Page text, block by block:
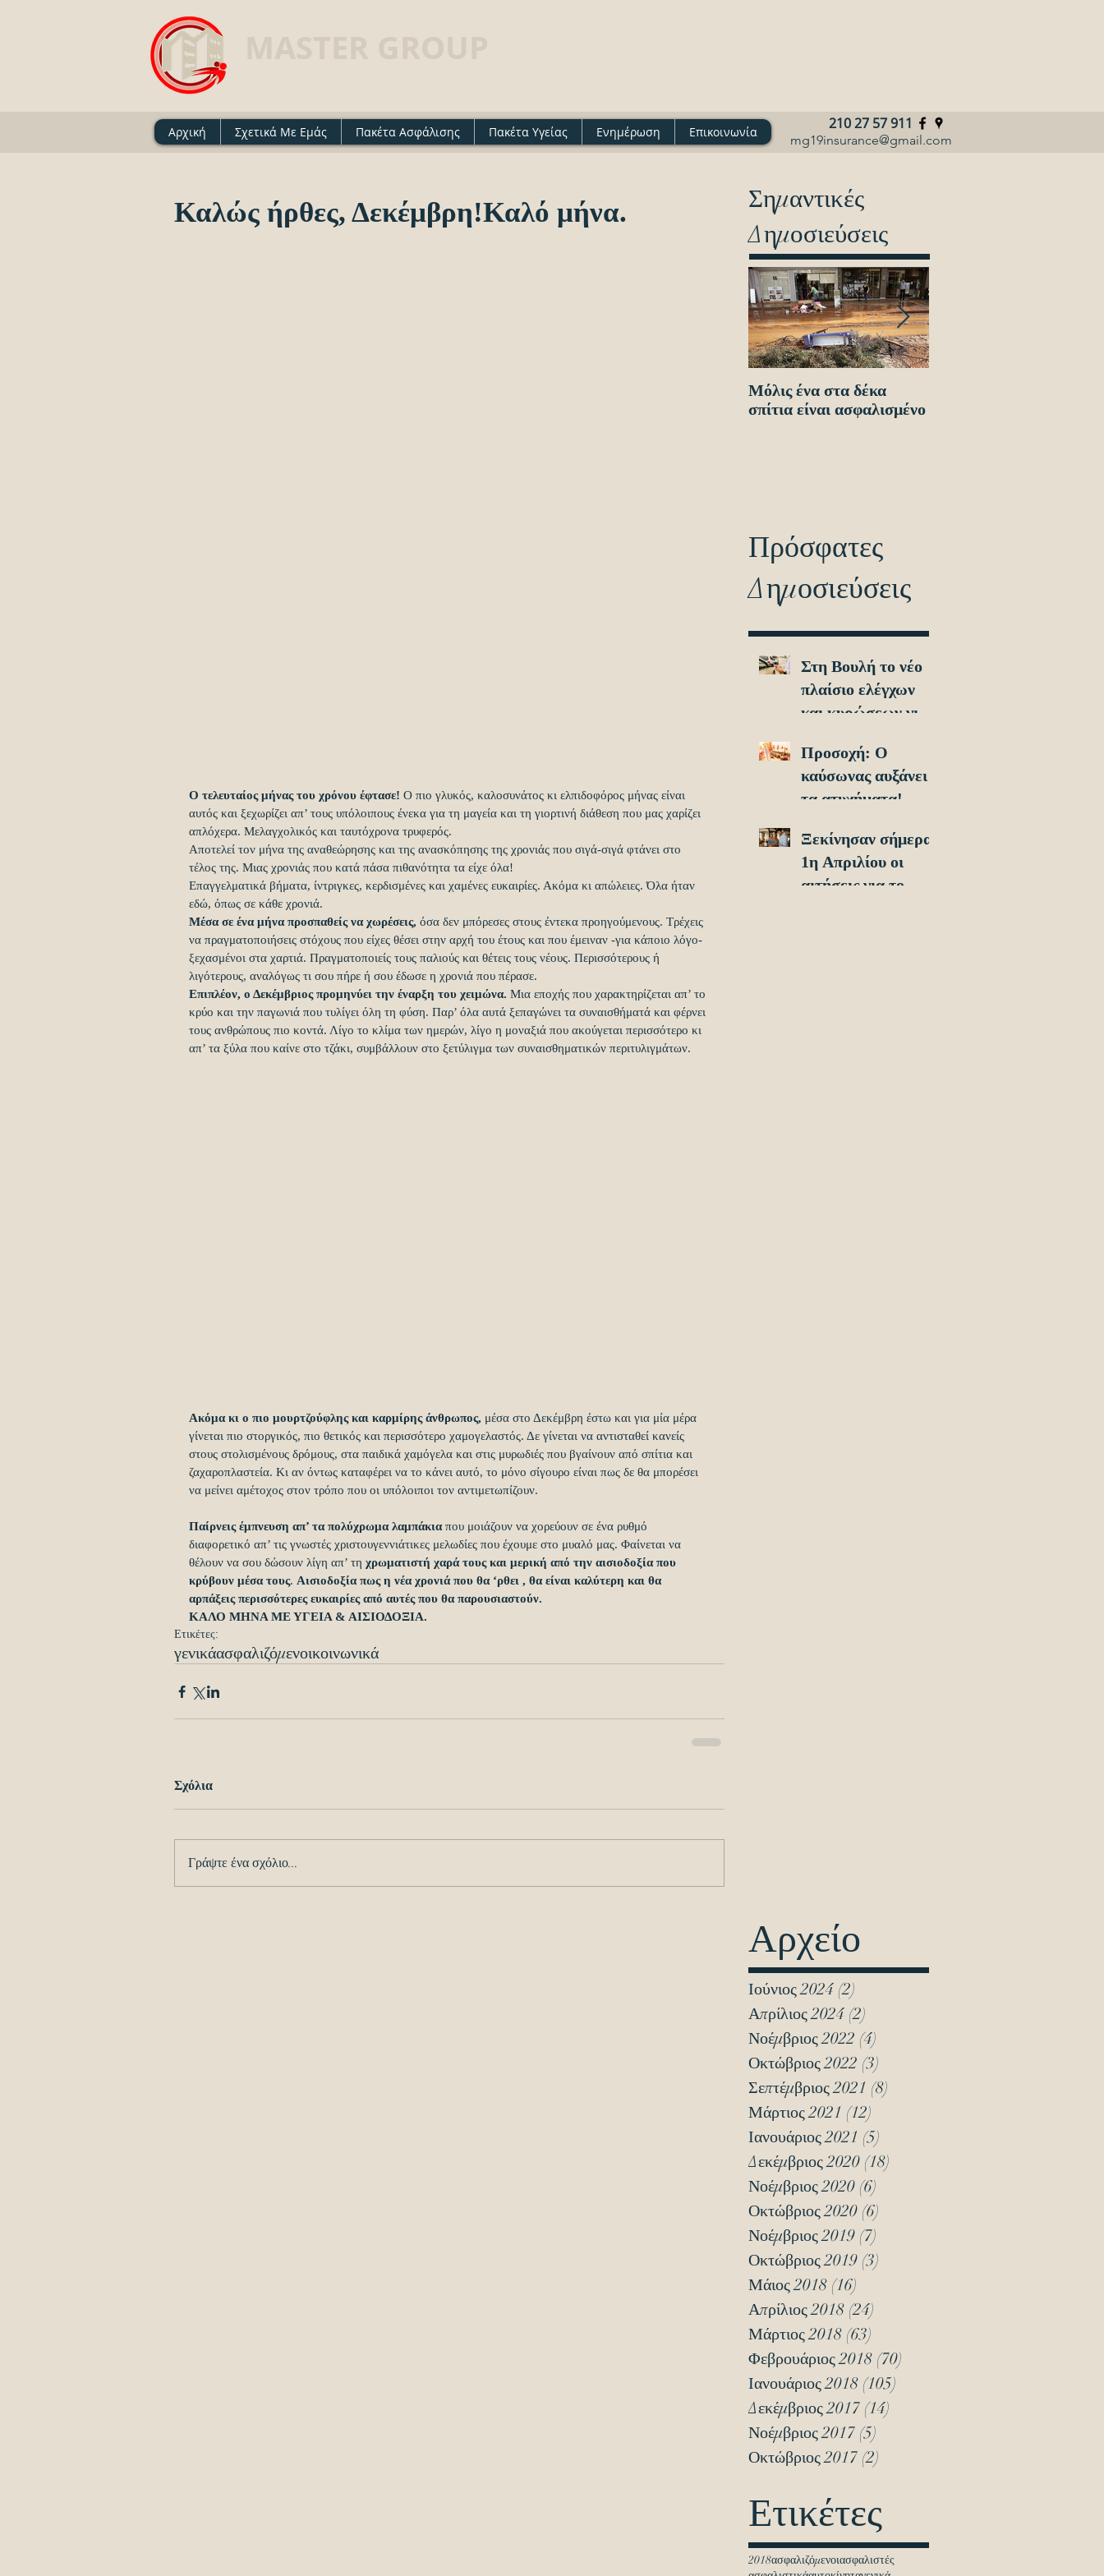
mg19insurance@gmail.com
210 27 57 911
Αρχική Σχετικά Με Εμάς Πακέτα Ασφάλισης Πακέτα Υγείας Ενημέρωση Επικοινωνία
Καλώς ήρθες, Δεκέμβρη!Καλό μήνα.
Ο τελευταίος μήνας του χρόνου έφτασε! Ο πιο γλυκός, καλοσυνάτος κι ελπιδοφόρος μήνας είναι
αυτός και ξεχωρίζει απ’ τους υπόλοιπους ένεκα για τη μαγεία και τη γιορτινή διάθεση που μας χαρίζει
απλόχερα. Μελαγχολικός και ταυτόχρονα τρυφερός.
Αποτελεί τον μήνα της αναθεώρησης και της ανασκόπησης της χρονιάς που σιγά-σιγά φτάνει στο
τέλος της. Μιας χρονιάς που κατά πάσα πιθανότητα τα είχε όλα!
Επαγγελματικά βήματα, ίντριγκες, κερδισμένες και χαμένες ευκαιρίες. Ακόμα κι απώλειες. Όλα ήταν
εδώ, όπως σε κάθε χρονιά.
Μέσα σε ένα μήνα προσπαθείς να χωρέσεις, όσα δεν μπόρεσες στους έντεκα προηγούμενους. Τρέχεις
να πραγματοποιήσεις στόχους που είχες θέσει στην αρχή του έτους και που έμειναν -για κάποιο λόγο-
ξεχασμένοι στα χαρτιά. Πραγματοποιείς τους παλιούς και θέτεις τους νέους. Περισσότερους ή
λιγότερους, αναλόγως τι σου πήρε ή σου έδωσε η χρονιά που πέρασε.
Επιπλέον, ο Δεκέμβριος προμηνύει την έναρξη του χειμώνα. Μια εποχής που χαρακτηρίζεται απ’ το
κρύο και την παγωνιά που τυλίγει όλη τη φύση. Παρ’ όλα αυτά ξεπαγώνει τα συναισθήματά και φέρνει
τους ανθρώπους πιο κοντά. Λίγο το κλίμα των ημερών, λίγο η μοναξιά που ακούγεται περισσότερο κι
απ’ τα ξύλα που καίνε στο τζάκι, συμβάλλουν στο ξετύλιγμα των συναισθηματικών περιτυλιγμάτων.
Ακόμα κι ο πιο μουρτζούφλης και καρμίρης άνθρωπος, μέσα στο Δεκέμβρη έστω και για μία μέρα
γίνεται πιο στοργικός, πιο θετικός και περισσότερο χαμογελαστός. Δε γίνεται να αντισταθεί κανείς
στους στολισμένους δρόμους, στα παιδικά χαμόγελα και στις μυρωδιές που βγαίνουν από σπίτια και
ζαχαροπλαστεία. Κι αν όντως καταφέρει να το κάνει αυτό, το μόνο σίγουρο είναι πως δε θα μπορέσει
να μείνει αμέτοχος στον τρόπο που οι υπόλοιποι τον αντιμετωπίζουν.
Παίρνεις έμπνευση απ’ τα πολύχρωμα λαμπάκια που μοιάζουν να χορεύουν σε ένα ρυθμό
διαφορετικό απ’ τις γνωστές χριστουγεννιάτικες μελωδίες που έχουμε στο μυαλό μας. Φαίνεται να
θέλουν να σου δώσουν λίγη απ’ τη χρωματιστή χαρά τους και μερική από την αισιοδοξία που
κρύβουν μέσα τους. Αισιοδοξία πως η νέα χρονιά που θα ‘ρθει , θα είναι καλύτερη και θα
αρπάξεις περισσότερες ευκαιρίες από αυτές που θα παρουσιαστούν.
ΚΑΛΟ ΜΗΝΑ ΜΕ ΥΓΕΙΑ & ΑΙΣΙΟΔΟΞΙΑ.
Ετικέτες:
γενικάασφαλιζόμενοικοινωνικά
Σχόλια
Γράψτε ένα σχόλιο...
Σημαντικές
Δημοσιεύσεις
Μόλις ένα στα δέκα
σπίτια είναι ασφαλισμένο
Πρόσφατες
Δημοσιεύσεις
Στη Βουλή το νέο
πλαίσιο ελέγχων
και κυρώσεων για
οχήματα!
Προσοχή: O
καύσωνας αυξάνει
τα ατυχήματα!
Ξεκίνησαν σήμερα
1η Απριλίου οι
αιτήσεις για το
Αρχείο
Ιούνιος 2024 (2)
Απρίλιος 2024 (2)
Νοέμβριος 2022 (4)
Οκτώβριος 2022 (3)
Σεπτέμβριος 2021 (8)
Μάρτιος 2021 (12)
Ιανουάριος 2021 (5)
Δεκέμβριος 2020 (18)
Νοέμβριος 2020 (6)
Οκτώβριος 2020 (6)
Νοέμβριος 2019 (7)
Οκτώβριος 2019 (3)
Μάιος 2018 (16)
Απρίλιος 2018 (24)
Μάρτιος 2018 (63)
Φεβρουάριος 2018 (70)
Ιανουάριος 2018 (105)
Δεκέμβριος 2017 (14)
Νοέμβριος 2017 (5)
Οκτώβριος 2017 (2)
Ετικέτες
2018ασφαλιζόμενοιασφαλιστές